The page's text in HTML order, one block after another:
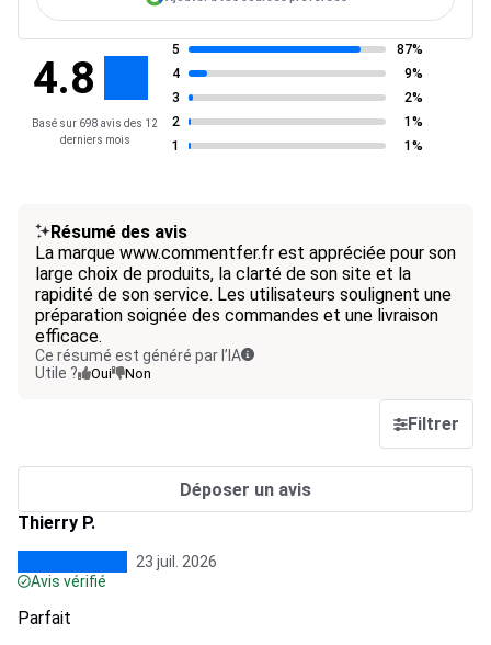
4.8
Basé sur 698 avis des 12
derniers mois
5
87%
4
9%
3
2%
2
1%
1
1%
Résumé des avis
La marque www.commentfer.fr est appréciée pour son
large choix de produits, la clarté de son site et la
rapidité de son service. Les utilisateurs soulignent une
préparation soignée des commandes et une livraison
efficace.
Ce résumé est généré par l’IA
Utile ?
Oui Non
Filtrer
Déposer un avis
Thierry P.
23 juil. 2026
Avis vérifié
Parfait